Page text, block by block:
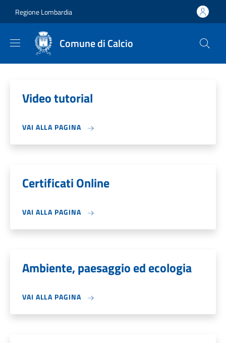
Regione Lombardia
Comune di Calcio
Video tutorial
VAI ALLA PAGINA
Certificati Online
VAI ALLA PAGINA
Ambiente, paesaggio ed ecologia
VAI ALLA PAGINA